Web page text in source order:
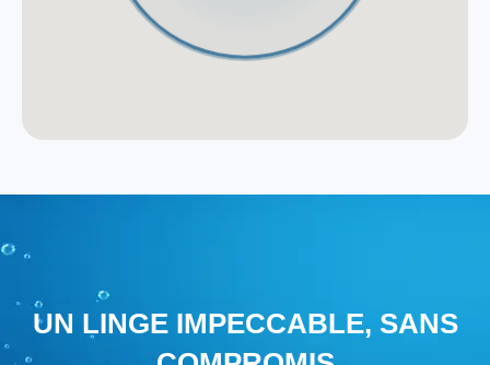
UN LINGE IMPECCABLE, SANS